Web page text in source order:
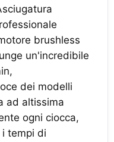
brushless
un'incredibile
dei modelli
ad altissima
ogni ciocca,
tempi di